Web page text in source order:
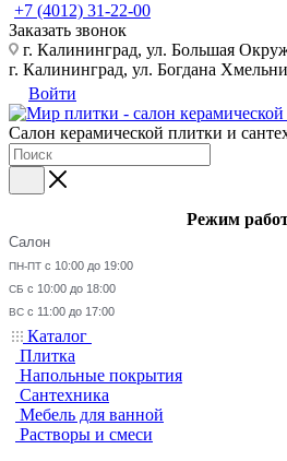
+7 (4012) 31-22-00
Заказать звонок
г. Калининград, ул. Большая
г. Калининград, ул. Богдана
Войти
Салон керамической плитки и
Режим
Салон
ПН-ПТ с 10:00 до 19:00
СБ с 10:00 до 18:00
ВС с 11:00 до 17:00
Каталог
Плитка
Напольные покрытия
Сантехника
Мебель для ванной
Растворы и смеси